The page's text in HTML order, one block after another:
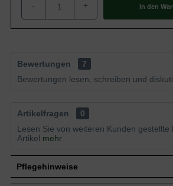
- + In den
Bewertungen
7
Bewertungen lesen, schreiben und
Artikelfragen
0
Lesen Sie von weiteren Kunden gestellte
Artikel mehr
Pflegehinweise